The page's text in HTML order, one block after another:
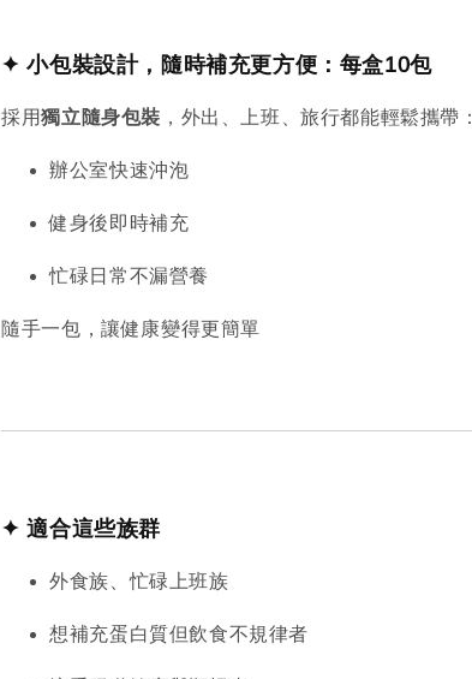
✦ 小包裝設計，隨時補充更方便：每盒10包
採用獨立隨身包裝 ，外出、上班、旅行都能輕鬆攜帶：
辦公室快速沖泡
健身後即時補充
忙碌日常不漏營養
隨手一包，讓健康變得更簡單
✦ 適合這些族群
外食族、忙碌上班族
想補充蛋白質但飲食不規律者